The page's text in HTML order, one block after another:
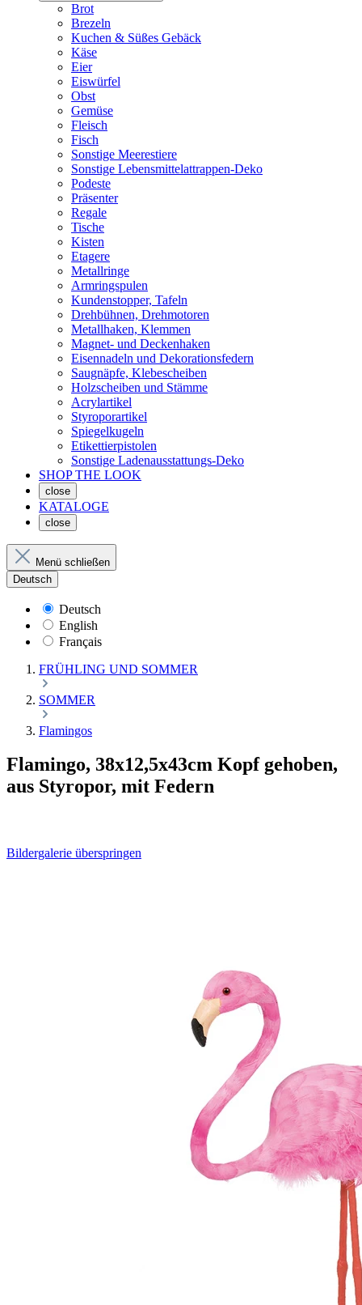
Brot
Brezeln
Kuchen & Süßes Gebäck
Käse
Eier
Eiswürfel
Obst
Gemüse
Fleisch
Fisch
Sonstige Meerestiere
Sonstige Lebensmittelattrappen-Deko
Podeste
Präsenter
Regale
Tische
Kisten
Etagere
Metallringe
Armringspulen
Kundenstopper, Tafeln
Drehbühnen, Drehmotoren
Metallhaken, Klemmen
Magnet- und Deckenhaken
Eisennadeln und Dekorationsfedern
Saugnäpfe, Klebescheiben
Holzscheiben und Stämme
Acrylartikel
Styroporartikel
Spiegelkugeln
Etikettierpistolen
Sonstige Ladenausstattungs-Deko
SHOP THE LOOK
close
KATALOGE
close
Menü schließen
Deutsch
Deutsch
English
Français
FRÜHLING UND SOMMER
SOMMER
Flamingos
Flamingo, 38x12,5x43cm Kopf gehoben,
aus Styropor, mit Federn
Bildergalerie überspringen